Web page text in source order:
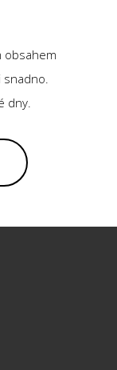
obsahem
dny.